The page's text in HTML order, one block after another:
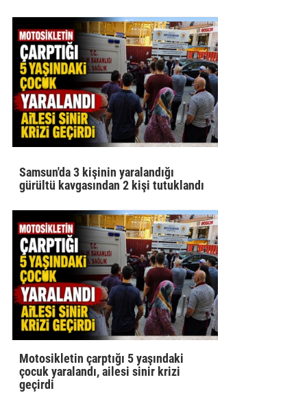
Samsun'da 3 kişinin yaralandığı
gürültü kavgasından 2 kişi tutuklandı
Motosikletin çarptığı 5 yaşındaki
çocuk yaralandı, ailesi sinir krizi
geçirdi